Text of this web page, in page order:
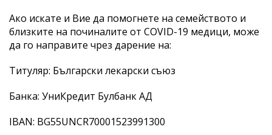
Ако искате и Вие да помогнете на семейството и
близките на починалите от COVID-19 медици, може
да го направите чрез дарение на:
Титуляр: Български лекарски съюз
Банка: УниКредит Булбанк АД
IВАN: BG55UNCR70001523991300